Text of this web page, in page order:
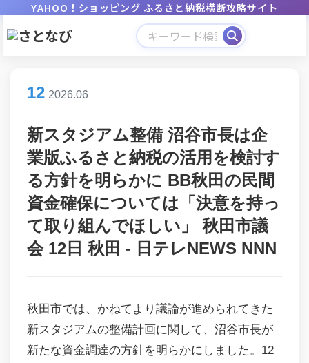
YAHOO！ショッピング ふるさと納税横断攻略サイト
12 2026.06
新スタジアム整備 沼谷市長は企
業版ふるさと納税の活用を検討す
る方針を明らかに BB秋田の民間
資金確保については「決意を持っ
て取り組んでほしい」 秋田市議
会 12日 秋田 - 日テレNEWS NNN
秋田市では、かねてより議論が進められてきた
新スタジアムの整備計画に関して、沼谷市長が
新たな資金調達の方針を明らかにしました。12